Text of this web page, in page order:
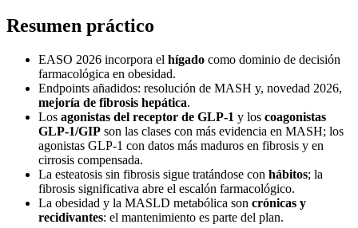
Resumen práctico
EASO 2026 incorpora el hígado como dominio de decisión
farmacológica en obesidad.
Endpoints añadidos: resolución de MASH y, novedad 2026,
mejoría de fibrosis hepática.
Los agonistas del receptor de GLP-1 y los coagonistas
GLP-1/GIP son las clases con más evidencia en MASH; los
agonistas GLP-1 con datos más maduros en fibrosis y en
cirrosis compensada.
La esteatosis sin fibrosis sigue tratándose con hábitos; la
fibrosis significativa abre el escalón farmacológico.
La obesidad y la MASLD metabólica son crónicas y
recidivantes: el mantenimiento es parte del plan.